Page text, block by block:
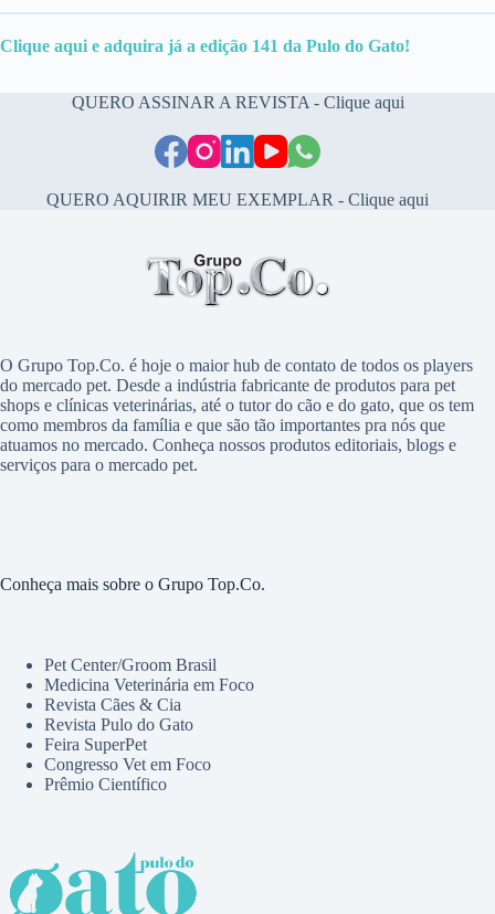
Clique aqui e adquira já a edição 141 da Pulo do Gato!
QUERO ASSINAR A REVISTA - Clique aqui
QUERO AQUIRIR MEU EXEMPLAR - Clique aqui
O Grupo Top.Co. é hoje o maior hub de contato de todos os players
do mercado pet. Desde a indústria fabricante de produtos para pet
shops e clínicas veterinárias, até o tutor do cão e do gato, que os tem
como membros da família e que são tão importantes pra nós que
atuamos no mercado. Conheça nossos produtos editoriais, blogs e
serviços para o mercado pet.
Conheça mais sobre o Grupo Top.Co.
Pet Center/Groom Brasil
Medicina Veterinária em Foco
Revista Cães & Cia
Revista Pulo do Gato
Feira SuperPet
Congresso Vet em Foco
Prêmio Científico